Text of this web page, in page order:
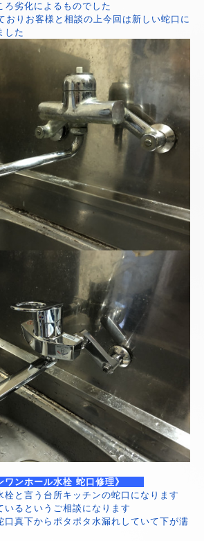
ろ劣化によるものでした
おりお客様と相談の上今回は新しい蛇口に
した
ンワンホール水栓 蛇口修理》
栓と言う台所キッチンの蛇口になります
いるというご相談になります
口真下からポタポタ水漏れしていて下が濡